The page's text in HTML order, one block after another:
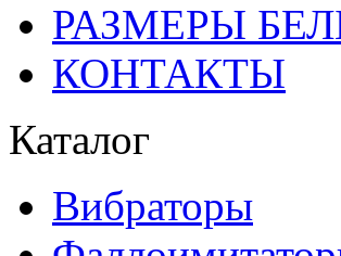
РАЗМЕРЫ
КОНТАКТЫ
Каталог
Вибраторы